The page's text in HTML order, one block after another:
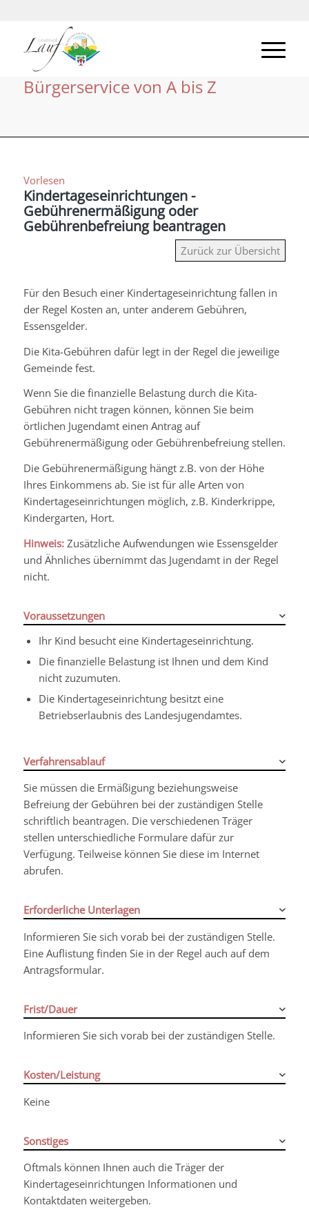
Bürgerservice von A bis Z
Vorlesen
Kindertageseinrichtungen -
Gebührenermäßigung oder
Gebührenbefreiung beantragen
Zurück zur Übersicht
Für den Besuch einer Kindertageseinrichtung fallen in
der Regel Kosten an, unter anderem Gebühren,
Essensgelder.
Die Kita-Gebühren dafür legt in der Regel die jeweilige
Gemeinde fest.
Wenn Sie die finanzielle Belastung durch die Kita-
Gebühren nicht tragen können, können Sie beim
örtlichen Jugendamt einen Antrag auf
Gebührenermäßigung oder Gebührenbefreiung stellen.
Die Gebührenermäßigung hängt z.B. von der Höhe
Ihres Einkommens ab. Sie ist für alle Arten von
Kindertageseinrichtungen möglich, z.B. Kinderkrippe,
Kindergarten, Hort.
Hinweis:Zusätzliche Aufwendungen wie Essensgelder
und Ähnliches übernimmt das Jugendamt in der Regel
nicht.
Voraussetzungen
Ihr Kind besucht eine Kindertageseinrichtung.
Die finanzielle Belastung ist Ihnen und dem Kind
nicht zuzumuten.
Die Kindertageseinrichtung besitzt eine
Betriebserlaubnis des Landesjugendamtes.
Verfahrensablauf
Sie müssen die Ermäßigung beziehungsweise
Befreiung der Gebühren bei der zuständigen Stelle
schriftlich beantragen. Die verschiedenen Träger
stellen unterschiedliche Formulare dafür zur
Verfügung. Teilweise können Sie diese im Internet
abrufen.
Erforderliche Unterlagen
Informieren Sie sich vorab bei der zuständigen Stelle.
Eine Auflistung finden Sie in der Regel auch auf dem
Antragsformular.
Frist/Dauer
Informieren Sie sich vorab bei der zuständigen Stelle.
Kosten/Leistung
Keine
Sonstiges
Oftmals können Ihnen auch die Träger der
Kindertageseinrichtungen Informationen und
Kontaktdaten weitergeben.